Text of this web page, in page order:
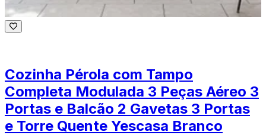
Cozinha Pérola com Tampo
Completa Modulada 3 Peças Aéreo 3
Portas e Balcão 2 Gavetas 3 Portas
e Torre Quente Yescasa Branco